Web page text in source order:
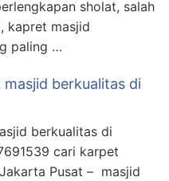
sholat, salah
kapret masjid
paling …
berkualitas di
berkualitas di
cari karpet
Pusat – masjid